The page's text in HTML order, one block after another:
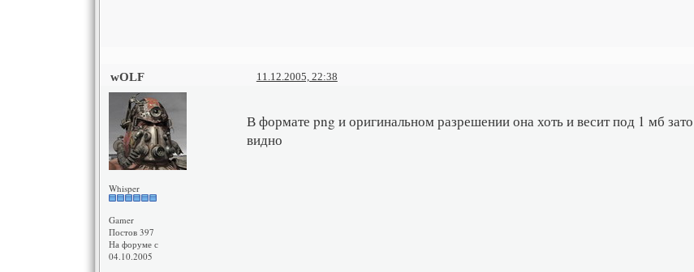
wOLF 11.12.2005, 22:38
Whisper
Gamer
Постов 397
На форуме с
04.10.2005
В формате png и оригинальном разрешении она хоть и весит под 1 мб
видно